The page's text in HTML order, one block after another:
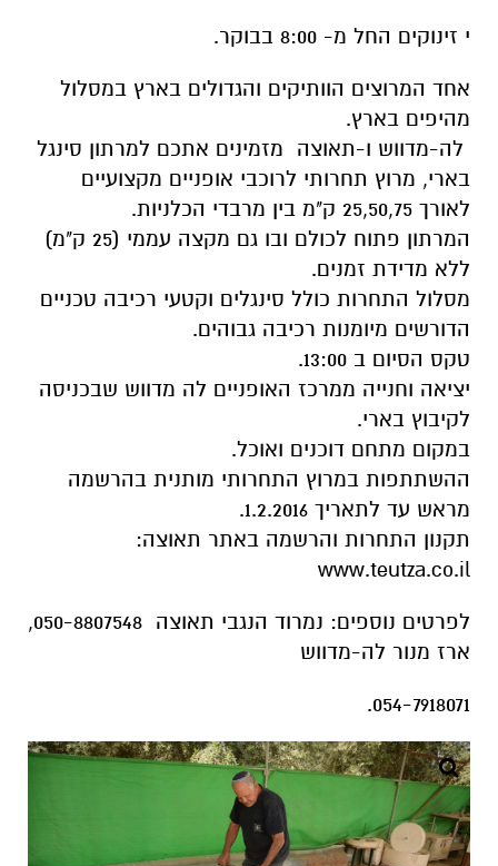
י זינוקים החל מ- 8:00 בבוקר.
אחד המרוצים הוותיקים והגדולים בארץ במסלול
מהיפים בארץ.
לה-מדווש ו-תאוצה מזמינים אתכם למרתון סינגל
בארי, מרוץ תחרותי לרוכבי אופניים מקצועיים
לאורך 25,50,75 ק"מ בין מרבדי הכלניות.
המרתון פתוח לכולם ובו גם מקצה עממי (25 ק"מ)
ללא מדידת זמנים.
מסלול התחרות כולל סינגלים וקטעי רכיבה טכניים
הדורשים מיומנות רכיבה גבוהים.
טקס הסיום ב 13:00.
יציאה וחנייה ממרכז האופניים לה מדווש שבכניסה
לקיבוץ בארי.
במקום מתחם דוכנים ואוכל.
ההשתתפות במרוץ התחרותי מותנית בהרשמה
מראש עד לתאריך 1.2.2016.
תקנון התחרות והרשמה באתר תאוצה:
www.teutza.co.il
לפרטים נוספים: נמרוד הנגבי תאוצה 050-8807548,
ארז מנור לה-מדווש
054-7918071.